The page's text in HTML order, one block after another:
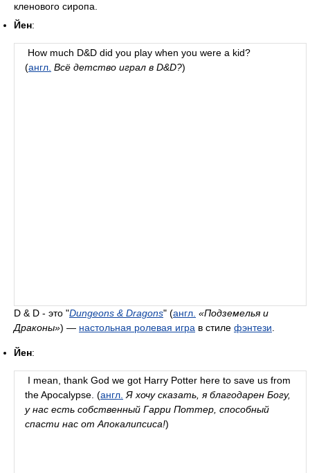
кленового сиропа.
Йен:
How much D&D did you play when you were a kid?
(англ. Всё детство играл в D&D?)
D & D - это "Dungeons & Dragons" (англ. «Подземелья и
Драконы») — настольная ролевая игра в стиле фэнтези
Йен:
I mean, thank God we got Harry Potter here to save us from
the Apocalypse. (англ. Я хочу сказать, я благодарен Богу,
у нас есть собственный Гарри Поттер, способный
спасти нас от Апокалипсиса!)